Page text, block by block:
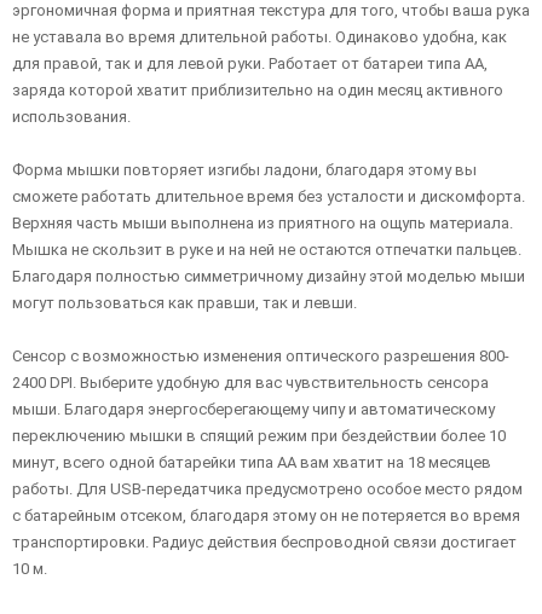
эргономичная форма и приятная текстура для того, чтобы ваша рука
не уставала во время длительной работы. Одинаково удобна, как
для правой, так и для левой руки. Работает от батареи типа AA,
заряда которой хватит приблизительно на один месяц активного
использования.
Форма мышки повторяет изгибы ладони, благодаря этому вы
сможете работать длительное время без усталости и дискомфорта.
Верхняя часть мыши выполнена из приятного на ощупь материала.
Мышка не скользит в руке и на ней не остаются отпечатки пальцев.
Благодаря полностью симметричному дизайну этой моделью мыши
могут пользоваться как правши, так и левши.
Сенсор с возможностью изменения оптического разрешения 800-
2400 DPI. Выберите удобную для вас чувствительность сенсора
мыши. Благодаря энергосберегающему чипу и автоматическому
переключению мышки в спящий режим при бездействии более 10
минут, всего одной батарейки типа АА вам хватит на 18 месяцев
работы. Для USB-передатчика предусмотрено особое место рядом
с батарейным отсеком, благодаря этому он не потеряется во время
транспортировки. Радиус действия беспроводной связи достигает
10 м.